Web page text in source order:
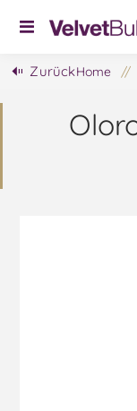
ZurückHome /